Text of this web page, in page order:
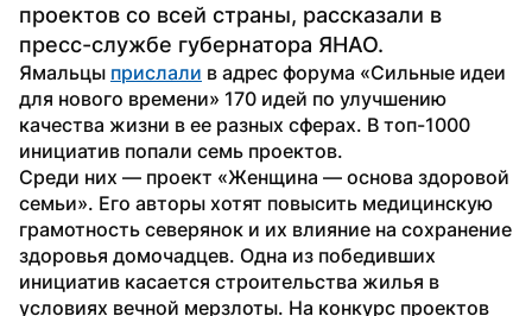
проектов со всей страны, рассказали в
пресс-службе губернатора ЯНАО.
Ямальцы прислали в адрес форума «Сильные идеи
для нового времени» 170 идей по улучшению
качества жизни в ее разных сферах. В топ-1000
инициатив попали семь проектов.
Среди них — проект «Женщина — основа здоровой
семьи». Его авторы хотят повысить медицинскую
грамотность северянок и их влияние на сохранение
здоровья домочадцев. Одна из победивших
инициатив касается строительства жилья в
условиях вечной мерзлоты. На конкурс проектов